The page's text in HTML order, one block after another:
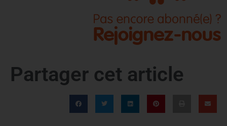
Partager cet article